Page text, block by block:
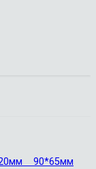
90*65мм